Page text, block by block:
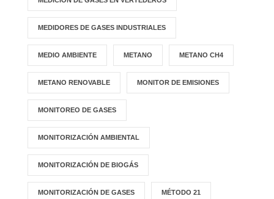
MEDIDORES DE GASES INDUSTRIALES
MEDIO AMBIENTE METANO METANO CH4
METANO RENOVABLE MONITOR DE EMISIONES
MONITOREO DE GASES
MONITORIZACIÓN AMBIENTAL
MONITORIZACIÓN DE BIOGÁS
MONITORIZACIÓN DE GASES MÉTODO 21